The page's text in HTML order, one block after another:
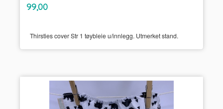
Pris
99,00mva.
Thirsties cover Str 1 tøybleie u/innlegg. Utmerket stand.